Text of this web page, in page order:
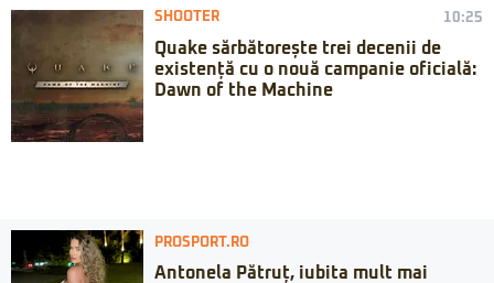
SHOOTER 10:25
Quake sărbătorește trei decenii de
existență cu o nouă campanie oficială:
Dawn of the Machine
PROSPORT.RO
Antonela Pătruț, iubita mult mai